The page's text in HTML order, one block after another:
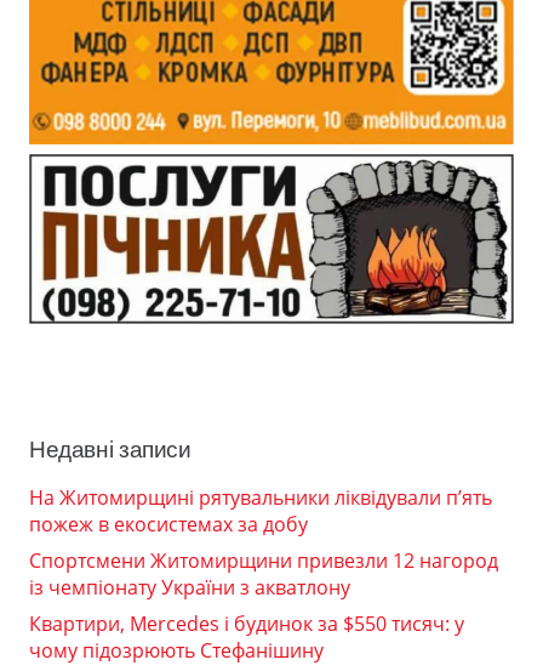
Недавні записи
На Житомирщині рятувальники ліквідували п’ять
пожеж в екосистемах за добу
Спортсмени Житомирщини привезли 12 нагород
із чемпіонату України з акватлону
Квартири, Mercedes і будинок за $550 тисяч: у
чому підозрюють Стефанішину